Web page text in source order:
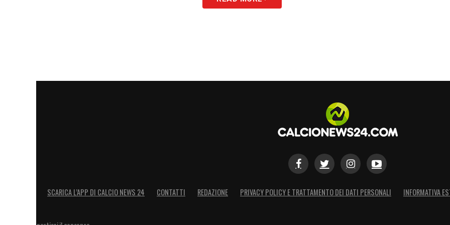
SCARICA L’APP DI CALCIO NEWS 24 CONTATTI REDAZIONE PRIVACY POLICY E TRATTAMENTO DEI DATI PERSONALI INFORMATIVA